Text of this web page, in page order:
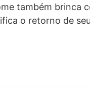
também brinca
o retorno de